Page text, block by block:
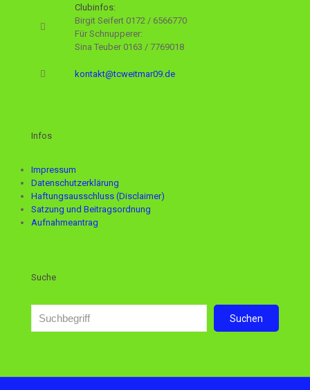
Clubinfos:
Birgit Seifert 0172 / 6566770
Für Schnupperer:
Sina Teuber 0163 / 7769018
kontakt@tcweitmar09.de
Infos
Impressum
Datenschutzerklärung
Haftungsausschluss (Disclaimer)
Satzung und Beitragsordnung
Aufnahmeantrag
Suche
Suchen Suchen